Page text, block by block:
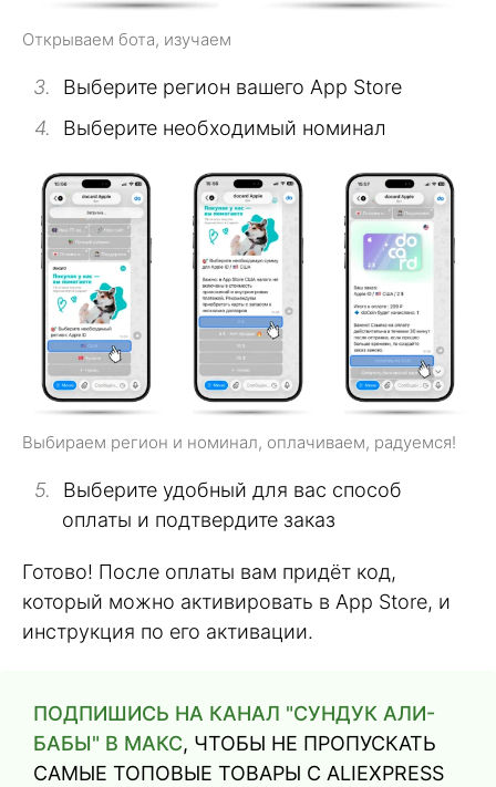
Открываем бота, изучаем
Выберите регион вашего App Store
Выберите необходимый номинал
Выбираем регион и номинал, оплачиваем, радуемся!
Выберите удобный для вас способ
оплаты и подтвердите заказ
Готово! После оплаты вам придёт код,
который можно активировать в App Store, и
инструкция по его активации.
ПОДПИШИСЬ НА КАНАЛ "СУНДУК АЛИ-
БАБЫ" В МАКС, ЧТОБЫ НЕ ПРОПУСКАТЬ
САМЫЕ ТОПОВЫЕ ТОВАРЫ С ALIEXPRESS